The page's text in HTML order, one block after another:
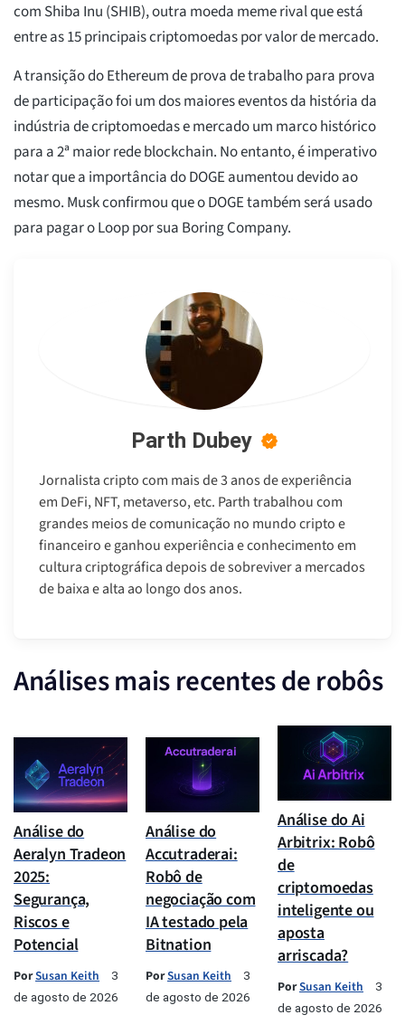
com Shiba Inu (SHIB), outra moeda meme rival que está
entre as 15 principais criptomoedas por valor de mercado.
A transição do Ethereum de prova de trabalho para prova
de participação foi um dos maiores eventos da história da
indústria de criptomoedas e mercado um marco histórico
para a 2ª maior rede blockchain. No entanto, é imperativo
notar que a importância do DOGE aumentou devido ao
mesmo. Musk confirmou que o DOGE também será usado
para pagar o Loop por sua Boring Company.
Parth Dubey
Jornalista cripto com mais de 3 anos de experiência
em DeFi, NFT, metaverso, etc. Parth trabalhou com
grandes meios de comunicação no mundo cripto e
financeiro e ganhou experiência e conhecimento em
cultura criptográfica depois de sobreviver a mercados
de baixa e alta ao longo dos anos.
Análises mais recentes de robôs
Análise do
Aeralyn Tradeon
2025:
Segurança,
Riscos e
Potencial
PorSusan Keith
3
de agosto de 2026
Análise do
Accutraderai:
Robô de
negociação com
IA testado pela
Bitnation
PorSusan Keith
3
de agosto de 2026
Análise do Ai
Arbitrix: Robô
de
criptomoedas
inteligente ou
aposta
arriscada?
PorSusan Keith
3
de agosto de 2026